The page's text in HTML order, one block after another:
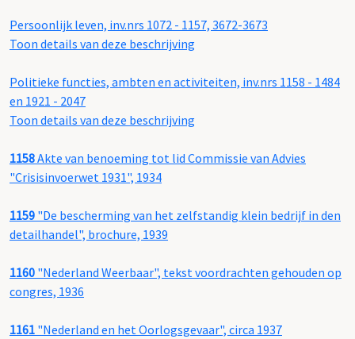
Persoonlijk leven, inv.nrs 1072 - 1157, 3672-3673
Toon details van deze beschrijving
Politieke functies, ambten en activiteiten, inv.nrs 1158 - 1484
en 1921 - 2047
Toon details van deze beschrijving
1158Akte van benoeming tot lid Commissie van Advies
"Crisisinvoerwet 1931", 1934
1159 "De bescherming van het zelfstandig klein bedrijf in den
detailhandel", brochure, 1939
1160 "Nederland Weerbaar", tekst voordrachten gehouden op
congres, 1936
1161 "Nederland en het Oorlogsgevaar", circa 1937